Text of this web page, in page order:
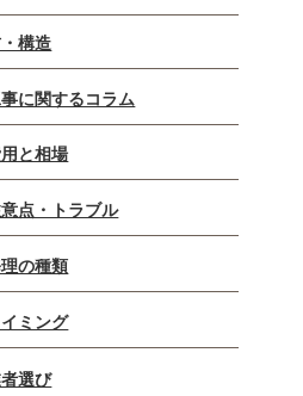
構造
に関するコラム
と相場
点・トラブル
の種類
ミング
選び